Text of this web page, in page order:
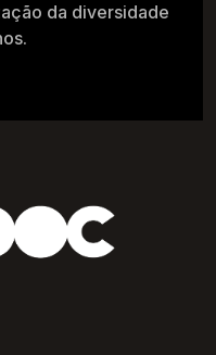
da diversidade